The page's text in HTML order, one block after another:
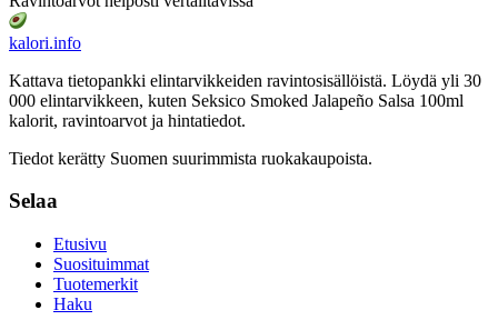
kalori.info
Kattava tietopankki elintarvikkeiden ravintosisällöistä. Löydä yli 30
000 elintarvikkeen, kuten Seksico Smoked Jalapeño Salsa 100ml
kalorit, ravintoarvot ja hintatiedot.
Tiedot kerätty Suomen suurimmista ruokakaupoista.
Selaa
Etusivu
Suosituimmat
Tuotemerkit
Haku